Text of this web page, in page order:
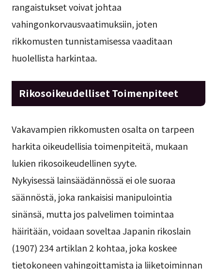
rangaistukset voivat johtaa
vahingonkorvausvaatimuksiin, joten
rikkomusten tunnistamisessa vaaditaan
huolellista harkintaa.
Rikosoikeudelliset Toimenpiteet
Vakavampien rikkomusten osalta on tarpeen
harkita oikeudellisia toimenpiteitä, mukaan
lukien rikosoikeudellinen syyte.
Nykyisessä lainsäädännössä ei ole suoraa
säännöstä, joka rankaisisi manipulointia
sinänsä, mutta jos palvelimen toimintaa
häiritään, voidaan soveltaa Japanin rikoslain
(1907) 234 artiklan 2 kohtaa, joka koskee
tietokoneen vahingoittamista ja liiketoiminnan